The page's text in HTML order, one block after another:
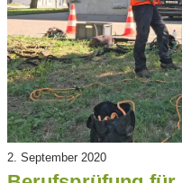
2. September 2020